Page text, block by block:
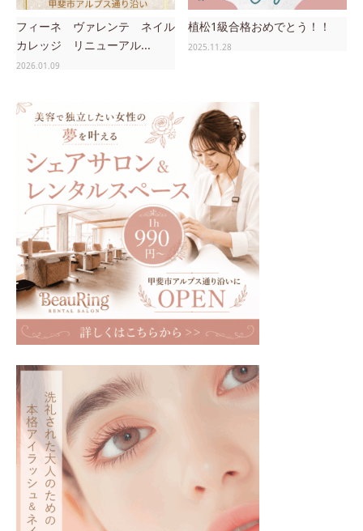
フィーネ ヴァレンテ ネイル
カレッジ リニューアル...
2026.01.09
植松1級合格おめでとう！！
2025.11.28